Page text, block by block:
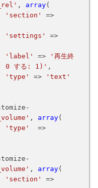
, array(
'section'
=>
'settings'
=>
'label'
=>
'再生終
: 0 する: 1)' ,
'type'
=>
'text'
, array(
'type'
  =>
, array(
'section'
=>